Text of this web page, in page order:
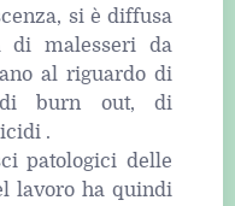
si è diffusa
di malesseri da
al riguardo di
burn out, di
.
patologici delle
lavoro ha quindi